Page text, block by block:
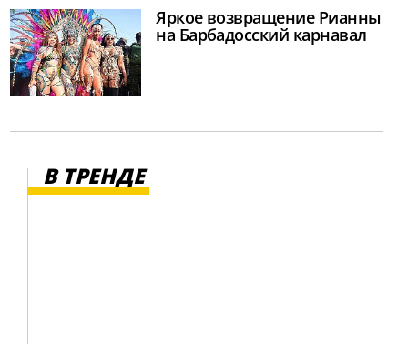
Яркое возвращение Рианны
на Барбадосский карнавал
В ТРЕНДЕ